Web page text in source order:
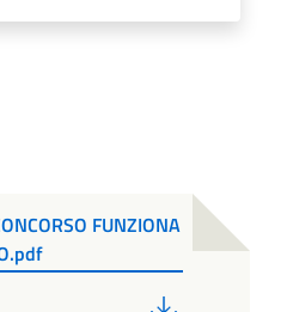
FUNZIONA